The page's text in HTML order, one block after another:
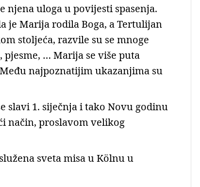
njena uloga u povijesti spasenja.
je Marija rodila Boga, a Tertulijan
stoljeća, razvile su se mnoge
… Marija se više puta
najpoznatijim ukazanjima su
slavi 1. siječnja i tako Novu godinu
način, proslavom velikog
sveta misa u Kölnu u